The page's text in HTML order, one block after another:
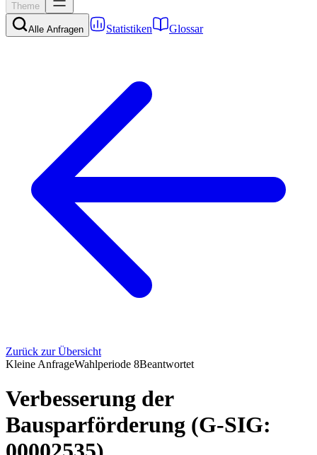
Theme
Alle Anfragen Statistiken Glossar
Zurück zur Übersicht
Kleine AnfrageWahlperiode 8Beantwortet
Verbesserung der
Bausparförderung (G-SIG: